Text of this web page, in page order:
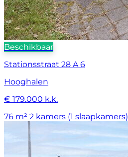
Beschikbaar
Stationsstraat 28 A 6
Hooghalen
€ 179.000 k.k.
76 m² 2 kamers (1 slaapkamers)